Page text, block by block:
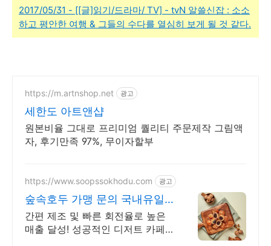
2017/05/31 - [[글]읽기/드라마/ TV] - tvN 알쓸신잡 : 소소
하고 평안한 여행 & 그들의 수다를 열심히 보게 될 것 같다.
https://m.artnshop.net 광고
세한도 아트앤샵
원본비율 그대로 프리미엄 퀄리티 주문제작 그림액
자, 후기만족 97%, 무이자할부
https://www.soopssokhodu.com 광고
숲속호두 가맹 문의 국내유일
페스츄리 호두과자!
간편 제조 및 빠른 회전율로 높은
매출 달성! 성공적인 디저트 카페